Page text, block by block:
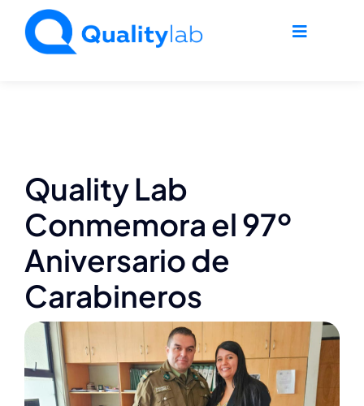
Saltar
contenido
Toggle
Agro
Industria
Ambiente
Novedades
Quality Lab
Conmemora el 97º
Aniversario de
Carabineros